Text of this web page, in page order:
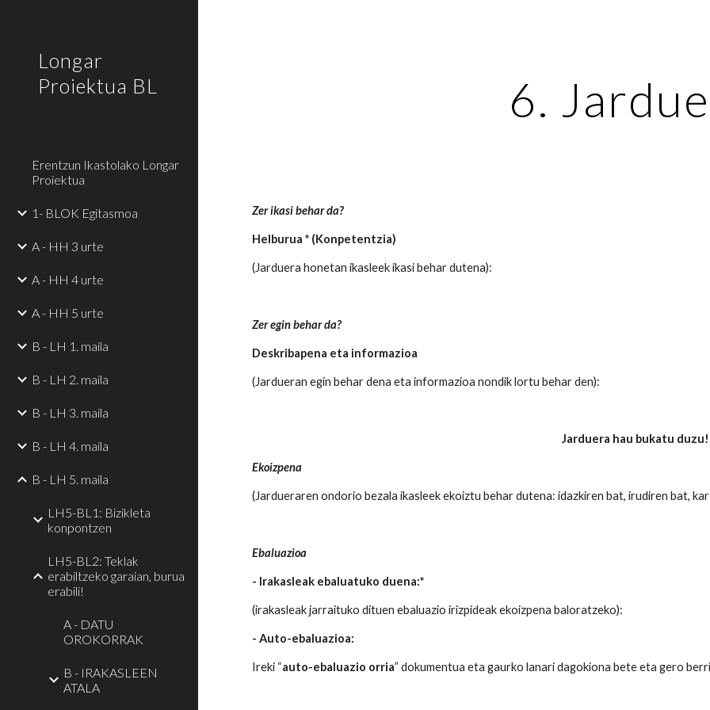
Longar
Proiektua BL
Erentzun Ikastolako Longar
Proiektua
1- BLOK Egitasmoa
A - HH 3 urte
A - HH 4 urte
A - HH 5 urte
B - LH 1. maila
B - LH 2. maila
B - LH 3. maila
B - LH 4. maila
B - LH 5. maila
LH5-BL1: Bizikleta
konpontzen
LH5-BL2: Teklak
erabiltzeko garaian, burua
erabili!
A - DATU
OROKORRAK
B - IRAKASLEEN
ATALA
6.
Zer ikasi behar da?
Helburua * (Konpetentzia)
(Jarduera honetan ikasleek ikasi behar dutena):
Zer egin behar da?
Deskribapena eta informazioa
(Jardueran egin behar dena eta informazioa nondik lortu behar den):
Jarduera hau bukatu duzu!
Ekoizpena
(Jardueraren ondorio bezala ikasleek ekoiztu behar dutena: idazkiren bat, irudiren bat,
Ebaluazioa
- Irakasleak ebaluatuko duena:*
(irakasleak jarraituko dituen ebaluazio irizpideak ekoizpena baloratzeko):
- Auto-ebaluazioa:
Ireki “auto-ebaluazio orria” dokumentua eta gaurko lanari dagokiona bete eta gero